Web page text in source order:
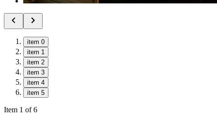
item 0
item 1
item 2
item 3
item 4
item 5
Item 1 of 6